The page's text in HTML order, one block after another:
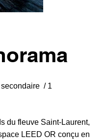
secondaire / 1
du fleuve Saint-Laurent,
LEED OR conçu en